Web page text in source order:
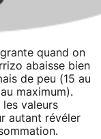
quand on
abaisse bien
de peu (15 au
maximum).
valeurs
autant révéler